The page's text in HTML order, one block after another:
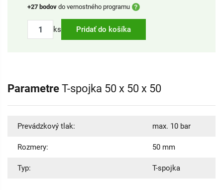
+27 bodov do vernostného programu
ks Pridať do košíka
Parametre T-spojka 50 x 50 x 50
Prevádzkový tlak: max. 10 bar
Rozmery: 50 mm
Typ: T-spojka